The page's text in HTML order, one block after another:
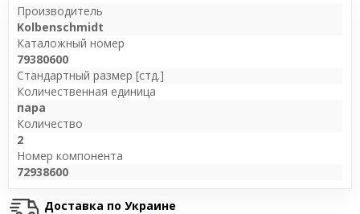
Производитель
Kolbenschmidt
Каталожный номер
79380600
Стандартный размер [стд.]
Количественная единица
пара
Количество
2
Номер компонента
72938600
Доставка по Украине